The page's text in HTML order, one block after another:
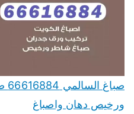
ورخيص دهان واصباغ